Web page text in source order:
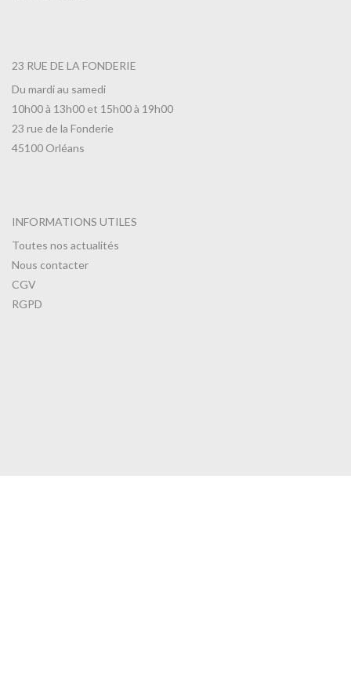
23 RUE DE LA FONDERIE
Du mardi au samedi
10h00 à 13h00 et 15h00 à 19h00
23 rue de la Fonderie
45100 Orléans
INFORMATIONS UTILES
Toutes nos actualités
Nous contacter
CGV
RGPD